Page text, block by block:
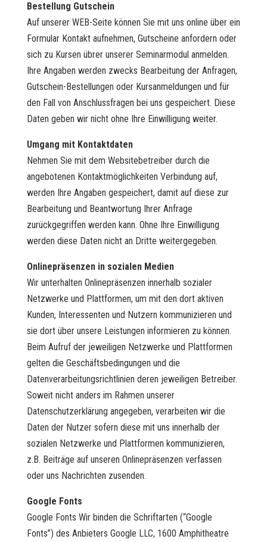
Bestellung Gutschein
Auf unserer WEB-Seite können Sie mit uns online über ein
Formular Kontakt aufnehmen, Gutscheine anfordern oder
sich zu Kursen übrer unserer Seminarmodul anmelden.
Ihre Angaben werden zwecks Bearbeitung der Anfragen,
Gutschein-Bestellungen oder Kursanmeldungen und für
den Fall von Anschlussfragen bei uns gespeichert. Diese
Daten geben wir nicht ohne Ihre Einwilligung weiter.
Umgang mit Kontaktdaten
Nehmen Sie mit dem Websitebetreiber durch die
angebotenen Kontaktmöglichkeiten Verbindung auf,
werden Ihre Angaben gespeichert, damit auf diese zur
Bearbeitung und Beantwortung Ihrer Anfrage
zurückgegriffen werden kann. Ohne Ihre Einwilligung
werden diese Daten nicht an Dritte weitergegeben.
Onlinepräsenzen in sozialen Medien
Wir unterhalten Onlinepräsenzen innerhalb sozialer
Netzwerke und Plattformen, um mit den dort aktiven
Kunden, Interessenten und Nutzern kommunizieren und
sie dort über unsere Leistungen informieren zu können.
Beim Aufruf der jeweiligen Netzwerke und Plattformen
gelten die Geschäftsbedingungen und die
Datenverarbeitungsrichtlinien deren jeweiligen Betreiber.
Soweit nicht anders im Rahmen unserer
Datenschutzerklärung angegeben, verarbeiten wir die
Daten der Nutzer sofern diese mit uns innerhalb der
sozialen Netzwerke und Plattformen kommunizieren,
z.B. Beiträge auf unseren Onlinepräsenzen verfassen
oder uns Nachrichten zusenden.
Google Fonts
Google Fonts Wir binden die Schriftarten (“Google
Fonts”) des Anbieters Google LLC, 1600 Amphitheatre